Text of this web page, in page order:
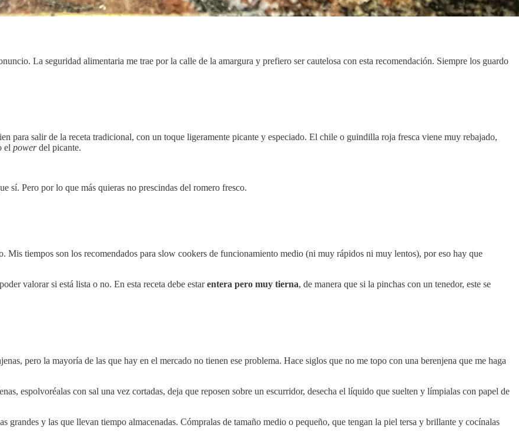
La seguridad alimentaria me trae por la calle de la amargura y prefiero ser cautelosa con esta recomendación. Siempre los guardo
para salir de la receta tradicional, con un toque ligeramente picante y especiado. El chile o guindilla roja fresca viene muy rebajado,
el powerdel picante.
sí. Pero por lo que más quieras no prescindas del romero fresco.
Mis tiempos son los recomendados para slow cookers de funcionamiento medio (ni muy rápidos ni muy lentos), por eso hay que
valorar si está lista o no. En esta receta debe estarentera pero muy tierna, de manera que si la pinchas con un tenedor, este se
pero la mayoría de las que hay en el mercado no tienen ese problema. Hace siglos que no me topo con una berenjena que me haga
espolvoréalas con sal una vez cortadas, deja que reposen sobre un escurridor, desecha el líquido que suelten y límpialas con papel de
grandes y las que llevan tiempo almacenadas. Cómpralas de tamaño medio o pequeño, que tengan la piel tersa y brillante y cocínalas